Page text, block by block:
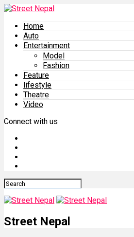
Home
Auto
Entertainment
Model
Fashion
Feature
lifestyle
Theatre
Video
Connect with us
Street Nepal